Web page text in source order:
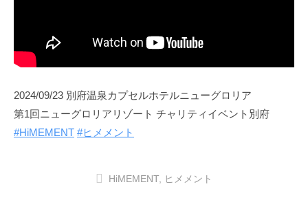
2024/09/23 別府温泉カプセルホテルニューグロリア
第1回ニューグロリアリゾート チャリティイベント別府
#HiMEMENT #ヒメメント
HiMEMENT, ヒメメント